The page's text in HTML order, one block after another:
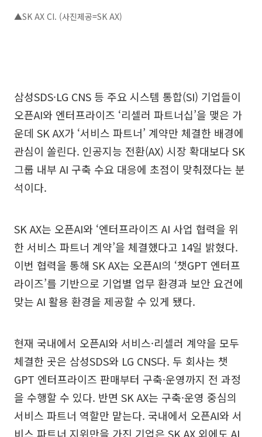
▲SK AX CI. (사진제공=SK AX)
삼성SDS·LG CNS 등 주요 시스템 통합(SI) 기업들이
오픈AI와 엔터프라이즈 ‘리셀러 파트너십’을 맺은 가
운데 SK AX가 ‘서비스 파트너’ 계약만 체결한 배경에
관심이 쏠린다. 인공지능 전환(AX) 시장 확대보다 SK
그룹 내부 AI 구축 수요 대응에 초점이 맞춰졌다는 분
석이다.
SK AX는 오픈AI와 ‘엔터프라이즈 AI 사업 협력을 위
한 서비스 파트너 계약’을 체결했다고 14일 밝혔다.
이번 협력을 통해 SK AX는 오픈AI의 ‘챗GPT 엔터프
라이즈’를 기반으로 기업별 업무 환경과 보안 요건에
맞는 AI 활용 환경을 제공할 수 있게 됐다.
현재 국내에서 오픈AI와 서비스·리셀러 계약을 모두
체결한 곳은 삼성SDS와 LG CNS다. 두 회사는 챗
GPT 엔터프라이즈 판매부터 구축·운영까지 전 과정
을 수행할 수 있다. 반면 SK AX는 구축·운영 중심의
서비스 파트너 역할만 맡는다. 국내에서 오픈AI와 서
비스 파트너 지위만을 가진 기업은 SK AX 외에도 AI